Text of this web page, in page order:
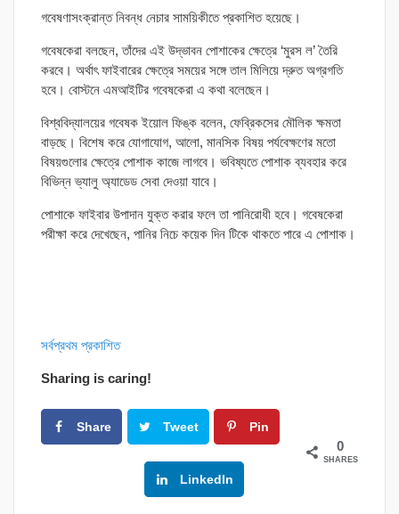
গবেষণাসংক্রান্ত নিবন্ধ নেচার সাময়িকীতে প্রকাশিত হয়েছে।
গবেষকেরা বলছেন, তাঁদের এই উদ্ভাবন পোশাকের ক্ষেত্রে ‘মুরস ল’ তৈরি
করবে। অর্থাৎ ফাইবারের ক্ষেত্রে সময়ের সঙ্গে তাল মিলিয়ে দ্রুত অগ্রগতি
হবে। বোস্টনে এমআইটির গবেষকেরা এ কথা বলেছেন।
বিশ্ববিদ্যালয়ের গবেষক ইয়োল ফিঙ্ক বলেন, ফেব্রিকসের মৌলিক ক্ষমতা
বাড়ছে। বিশেষ করে যোগাযোগ, আলো, মানসিক বিষয় পর্যবেক্ষণের মতো
বিষয়গুলোর ক্ষেত্রে পোশাক কাজে লাগবে। ভবিষ্যতে পোশাক ব্যবহার করে
বিভিন্ন ভ্যালু অ্যাডেড সেবা দেওয়া যাবে।
পোশাকে ফাইবার উপাদান যুক্ত করার ফলে তা পানিরোধী হবে। গবেষকেরা
পরীক্ষা করে দেখেছেন, পানির নিচে কয়েক দিন টিকে থাকতে পারে এ পোশাক।
সর্বপ্রথম প্রকাশিত
Sharing is caring!
Share Tweet Pin
LinkedIn
0
SHARES